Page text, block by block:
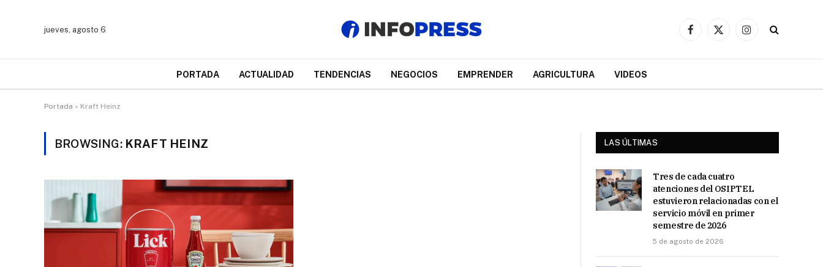
jueves, agosto 6
Facebook
X
Instagram
PORTADA ACTUALIDAD TENDENCIAS NEGOCIOS EMPRENDER AGRICULTURA VIDEOS
Portada » Kraft Heinz
BROWSING: KRAFT HEINZ LAS ÚLTIMAS
Tres de cada cuatro
atenciones del OSIPTEL
estuvieron relacionadas con el
servicio móvil en primer
semestre de 2026
5 de agosto de 2026